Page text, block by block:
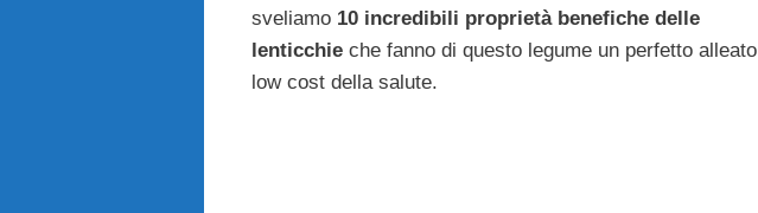
sveliamo 10 incredibili proprietà benefiche delle
lenticchie che fanno di questo legume un perfetto alleato
low cost della salute.